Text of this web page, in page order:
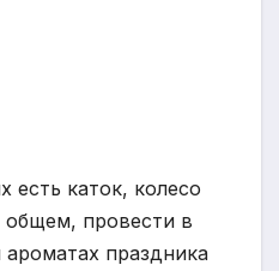
есть каток, колесо
общем, провести в
праздника